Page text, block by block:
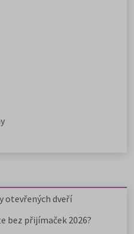
otevřených dveří
bez přijímaček 2026?